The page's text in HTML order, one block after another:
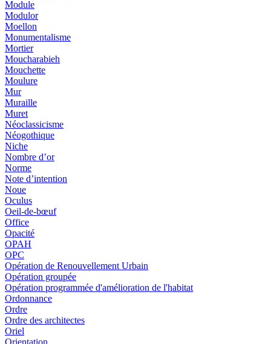
Module
Modulor
Moellon
Monumentalisme
Mortier
Moucharabieh
Mouchette
Moulure
Mur
Muraille
Muret
Néoclassicisme
Néogothique
Niche
Nombre d’or
Norme
Note d’intention
Noue
Oculus
Oeil-de-bœuf
Office
Opacité
OPAH
OPC
Opération de Renouvellement Urbain
Opération groupée
Opération programmée d'amélioration de l'habitat
Ordonnance
Ordre
Ordre des architectes
Oriel